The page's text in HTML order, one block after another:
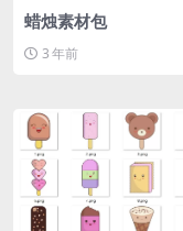
蜡烛素材包
3 年前